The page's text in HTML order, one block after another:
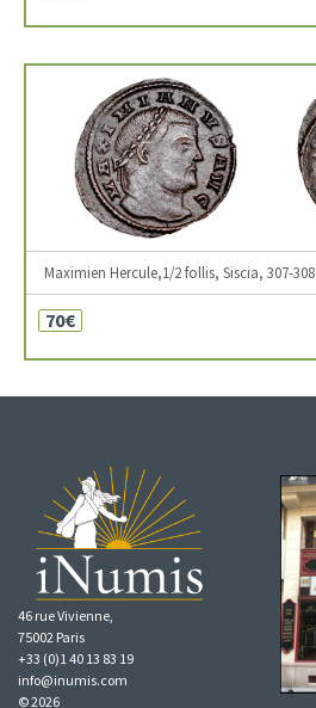
Maximien Hercule,1/2 follis, Siscia, 307-308
70€
46 rue Vivienne,
75002 Paris
+33 (0)1 40 13 83 19
info@inumis.com
© 2026